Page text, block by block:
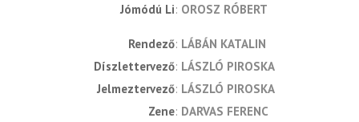
Jómódú Li OROSZ RÓBERT
rendező LÁBÁN KATALIN
díszlettervező LÁSZLÓ PIROSKA
jelmeztervező LÁSZLÓ PIROSKA
zene DARVAS FERENC